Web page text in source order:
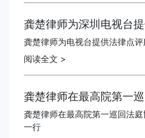
龚楚律师为深圳电视台
龚楚律师为电视台提供法律点评
阅读全文 >
龚楚律师在最高院第一巡回法
一行